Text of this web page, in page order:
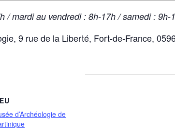
/ mardi au vendredi : 8h-17h / samedi : 9h-
9 rue de la Liberté, Fort-de-France,
d’Archéologie de